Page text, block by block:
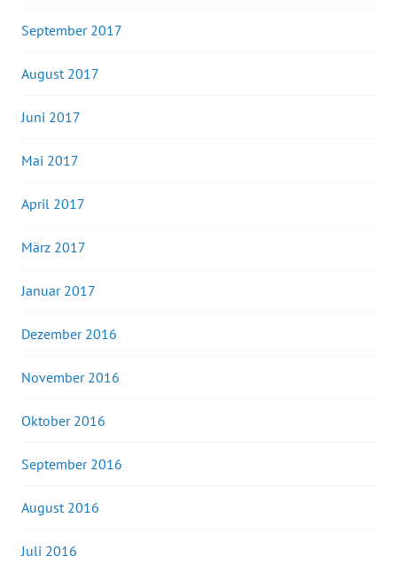
September 2017
August 2017
Juni 2017
Mai 2017
April 2017
März 2017
Januar 2017
Dezember 2016
November 2016
Oktober 2016
September 2016
August 2016
Juli 2016